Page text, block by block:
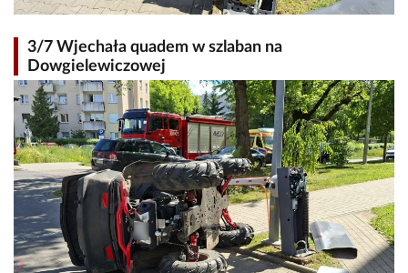
3/7 Wjechała quadem w szlaban na
Dowgielewiczowej